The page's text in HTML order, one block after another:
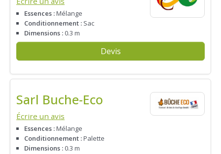
Essences :Mélange
Conditionnement : Sac
Dimensions : 0.3 m
Devis
Sarl Buche-Eco
Écrire un avis
Essences :Mélange
Conditionnement :Palette
Dimensions : 0.3 m